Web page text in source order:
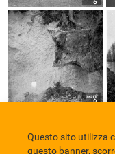
Comune di Eboli
Questo sito utilizza
questo banner,